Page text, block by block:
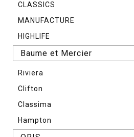
CLASSICS
MANUFACTURE
HIGHLIFE
Baume et Mercier
Riviera
Clifton
Classima
Hampton